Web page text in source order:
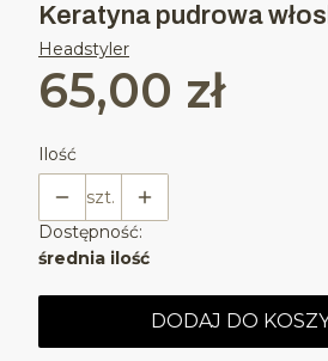
Keratyna pudrowa
Headstyler
Cena
65,00 zł
Ilość
szt.
Dostępność:
średnia ilość
DODAJ DO